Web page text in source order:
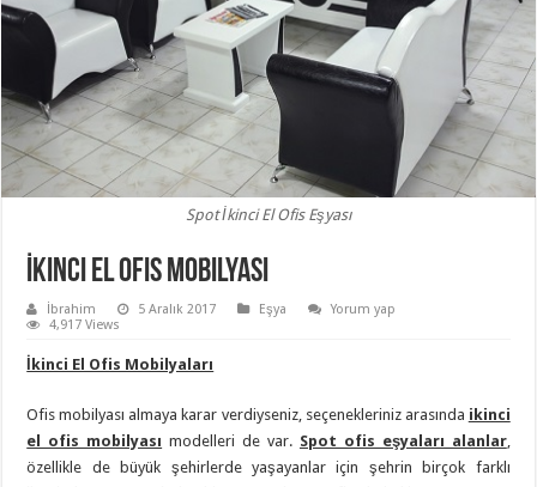
Spot İkinci El Ofis Eşyası
İkinci El Ofis Mobilyası
İbrahim 5 Aralık 2017 Eşya
Yorum yap
4,917 Views
İkinci El Ofis Mobilyaları
Ofis mobilyası almaya karar verdiyseniz, seçenekleriniz arasında ikinci
el ofis mobilyası modelleri de var. Spot ofis eşyaları alanlar,
özellikle de büyük şehirlerde yaşayanlar için şehrin birçok farklı